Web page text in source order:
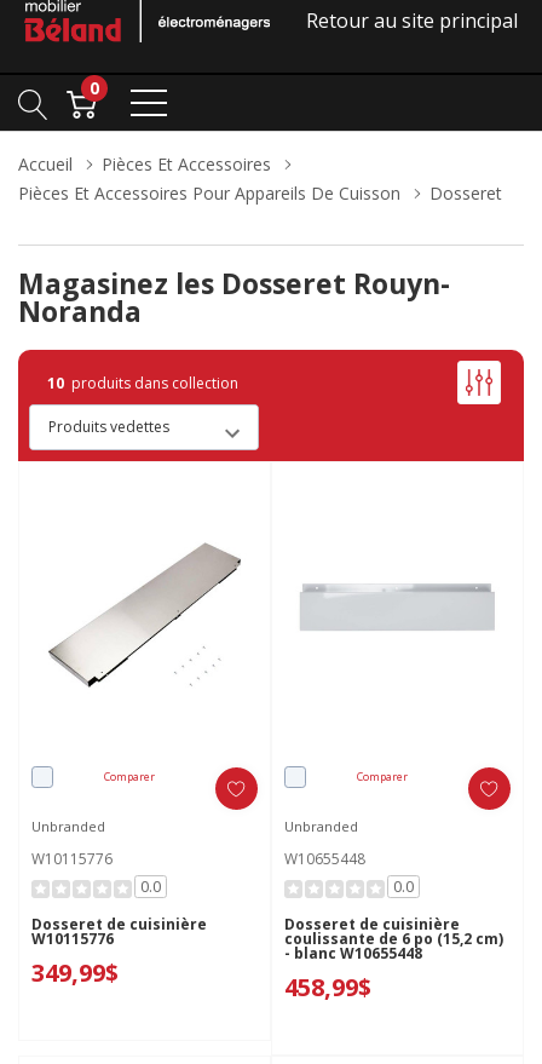
Retour au site principal
0
Accueil
Pièces Et Accessoires
Pièces Et Accessoires Pour Appareils De Cuisson
Dosseret
Magasinez les Dosseret Rouyn-
Noranda
10 produits dans collection
Comparer
Unbranded
W10115776
0.0
Dosseret de cuisinière
W10115776
349,99$
Comparer
Unbranded
W10655448
0.0
Dosseret de cuisinière
coulissante de 6 po (15,2 cm)
- blanc W10655448
458,99$